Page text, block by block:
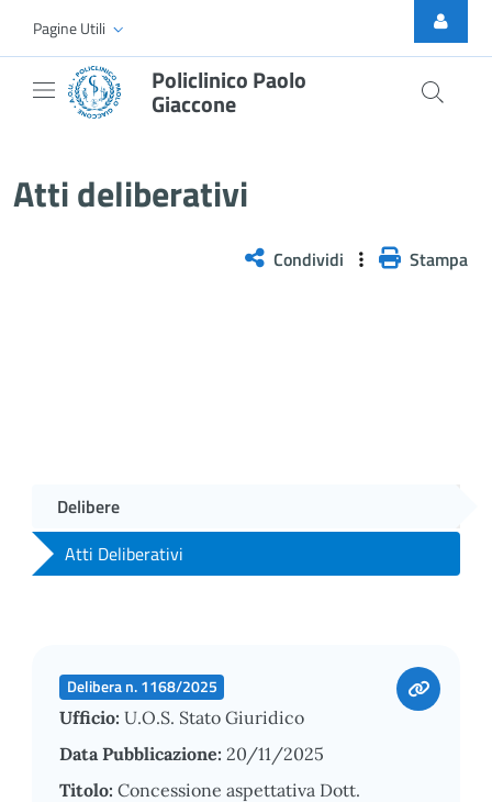
Skip to Main Content
Pagine Utili
Policlinico Paolo
Giaccone
Atti deliberativi
Condividi Stampa
Delibere
Atti Deliberativi
Delibera n. 1168/2025
Ufficio: U.O.S. Stato Giuridico
Data Pubblicazione: 20/11/2025
Titolo: Concessione aspettativa Dott.